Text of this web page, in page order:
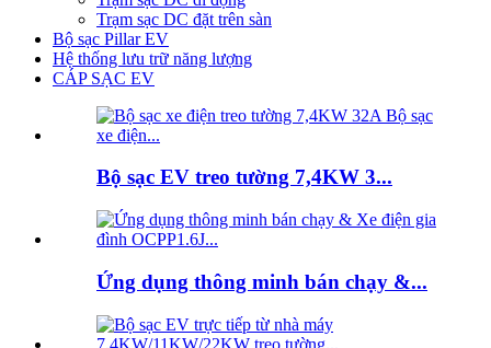
Trạm sạc DC đặt trên sàn
Bộ sạc Pillar EV
Hệ thống lưu trữ năng lượng
CÁP SẠC EV
Bộ sạc EV treo tường 7,4KW 3...
Ứng dụng thông minh bán chạy &...